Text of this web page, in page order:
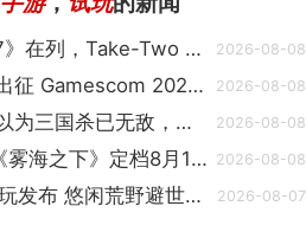
《GTA 6》《NBA 2K27》在列，Take-Two 正研发 29 款游戏 2026-08-08
《戰意》《战意》官宣出征 Gamescom 2026 德国科隆国际游戏展！ 2026-08-08
几十万养一个角色？本以为三国杀已无敌，没想到它兄弟更是“高手”！ 2026-08-08
网易首款“吃打撤”手游《雾海之下》定档8月17日首测：三人小队狩猎魔物搜宝撤离 2026-08-08
《Wild n Chill》最新试玩发布 悠闲荒野避世冒险 2026-08-07